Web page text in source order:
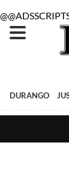
DURANGO